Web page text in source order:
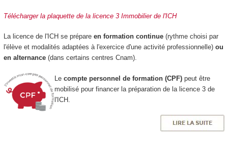
Télécharger la plaquette de la licence 3 Immobilier de l'ICH
La licence de l'ICH se prépareen formation continue (rythme choisi par
l'élève et modalités adaptées à l'exercice d'une activité professionnelle) ou
en alternance (dans certains centres Cnam).
Le compte personnel de formation (CPF) peut être
mobilisé pour financer la préparation de la licence 3 de
l'ICH.